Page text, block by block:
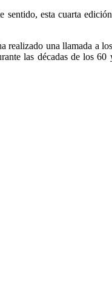
esta cuarta
realizado una llamada a
las décadas de los